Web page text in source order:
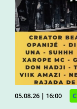
05.08.26 | 16:00